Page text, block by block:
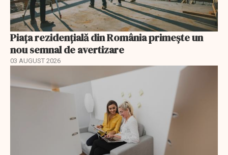
Piața rezidențială din România primește un
nou semnal de avertizare
03 AUGUST 2026